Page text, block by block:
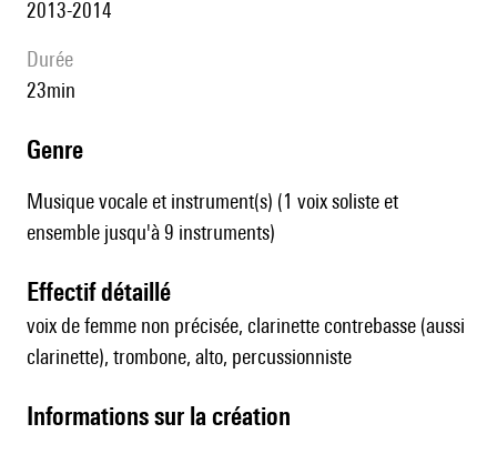
2013-2014
durée
23min
genre
Musique vocale et instrument(s) (1 voix soliste et
ensemble jusqu'à 9 instruments)
effectif détaillé
voix de femme non précisée, clarinette contrebasse (aussi
clarinette), trombone, alto, percussionniste
informations sur la création